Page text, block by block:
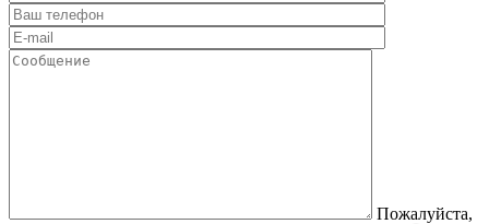
Пожалуйста,